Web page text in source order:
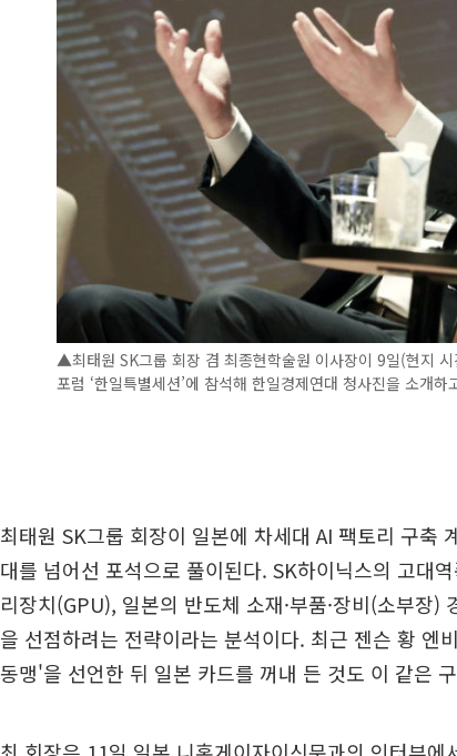
▲최태원 SK그룹 회장 겸 최종현학술원 이사장이 9일(현지
포럼 ‘한일특별세션’에 참석해 한일경제연대 청사진을 소개
최태원 SK그룹 회장이 일본에 차세대 AI 팩토리 구축
대를 넘어선 포석으로 풀이된다. SK하이닉스의 고대
리장치(GPU), 일본의 반도체 소재·부품·장비(소부장)
을 선점하려는 전략이라는 분석이다. 최근 젠슨 황 엔
동맹'을 선언한 뒤 일본 카드를 꺼내 든 것도 이 같은